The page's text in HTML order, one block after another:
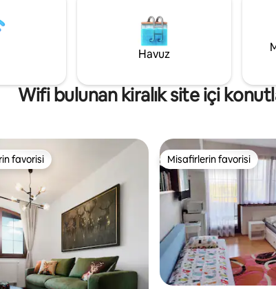
Havuz
Wifi bulunan kiralık site içi
favorisi
favorisi Misafirlerin favorisi
Misafirlerin favorisi